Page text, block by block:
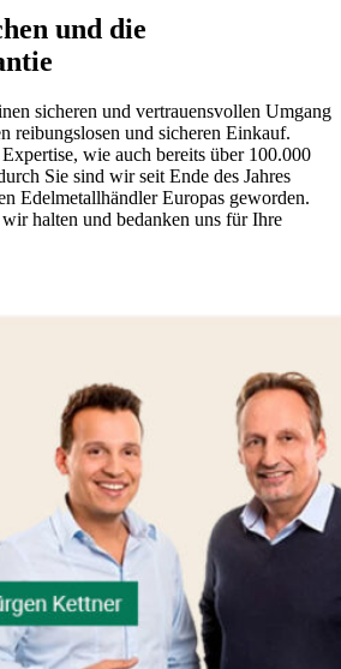
und die
sicheren und vertrauensvollen Umgang
reibungslosen und sicheren Einkauf.
wie auch bereits über 100.000
Sie sind wir seit Ende des Jahres
Edelmetallhändler Europas geworden.
halten und bedanken uns für Ihre